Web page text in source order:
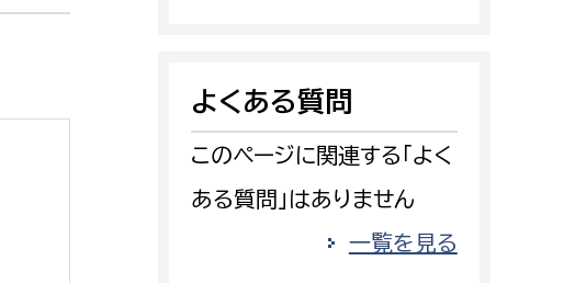
監査事務局
監査事務局
よくある質問
このページに関連する「よく
ある質問」はありません
一覧を見る